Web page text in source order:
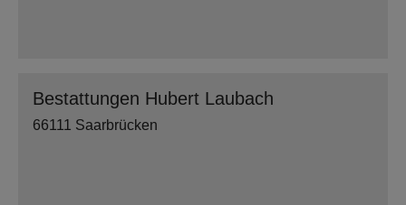
Bestattungen Hubert Laubach
66111 Saarbrücken